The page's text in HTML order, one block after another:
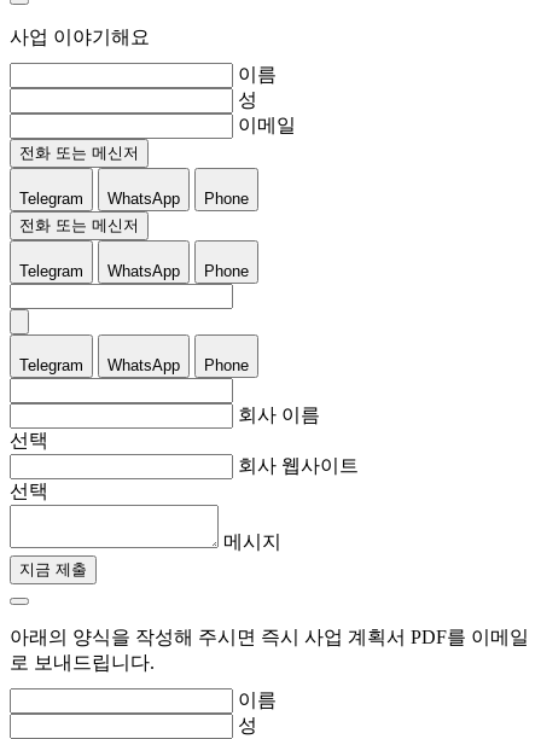
사업 이야기해요
이름
성
이메일
전화 또는 메신저
Telegram WhatsApp
Phone
전화 또는 메신저
Telegram WhatsApp Phone
Telegram WhatsApp Phone
회사 이름
선택
회사 웹사이트
선택
메시지
지금 제출
아래의 양식을 작성해 주시면 즉시 사업 계획서 PDF를 이메일
로 보내드립니다.
이름
성